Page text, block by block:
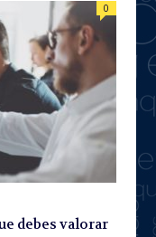
0
debes valorar